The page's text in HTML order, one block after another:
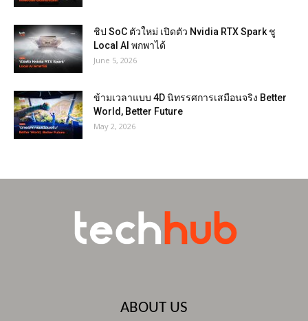
ชิป SoC ตัวใหม่ เปิดตัว Nvidia RTX Spark ชู
Local AI พกพาได้
June 5, 2026
ข้ามเวลาแบบ 4D นิทรรศการเสมือนจริง Better
World, Better Future
May 2, 2026
ABOUT US